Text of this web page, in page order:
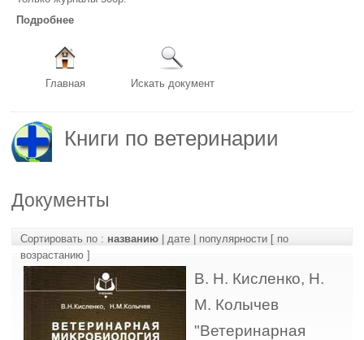
Подробнее
Главная Искать документ
Книги по ветеринарии
Документы
Сортировать по : названию | дате | популярности [ по
возрастанию ]
В. Н. Кисленко, Н.
М. Колычев
"Ветеринарная